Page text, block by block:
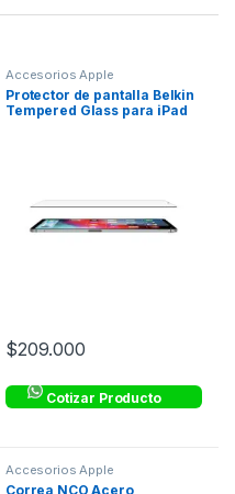
Accesorios Apple
Protector de pantalla Belkin
Tempered Glass para iPad
$209.000
Cotizar Producto
Accesorios Apple
Correa NCO Acero